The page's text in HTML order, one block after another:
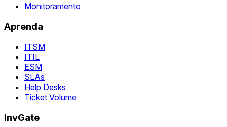
Monitoramento
Aprenda
ITSM
ITIL
ESM
SLAs
Help Desks
Ticket Volume
InvGate